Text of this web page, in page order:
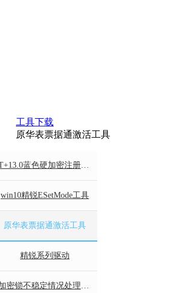
工具下载
原华表票据通激活工具
win10精锐ESetMode工具
原华表票据通激活工具
精锐系列驱动